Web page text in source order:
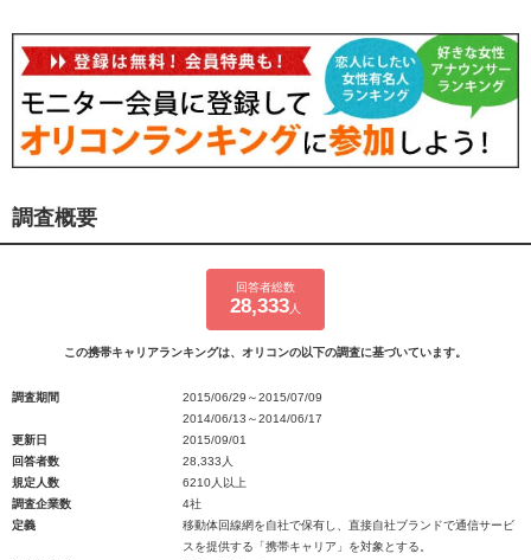
調査概要
回答者総数
28,333 人
この携帯キャリアランキングは、オリコンの以下の調査に基づいています。
調査期間
2015/06/29～2015/07/09
2014/06/13～2014/06/17
更新日
2015/09/01
回答者数
28,333人
規定人数
6210人以上
調査企業数
4社
定義
移動体回線網を自社で保有し、直接自社ブランドで通信サービ
スを提供する「携帯キャリア」を対象とする。